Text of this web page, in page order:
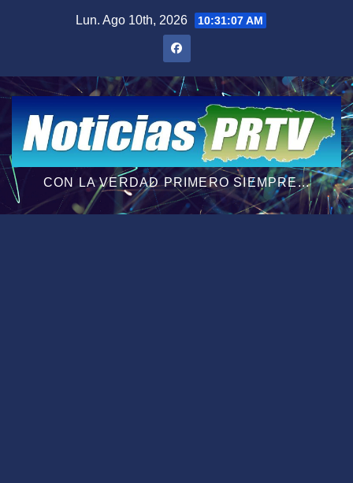
Lun. Ago 10th, 2026 10:31:08 AM
CON LA VERDAD PRIMERO SIEMPRE...